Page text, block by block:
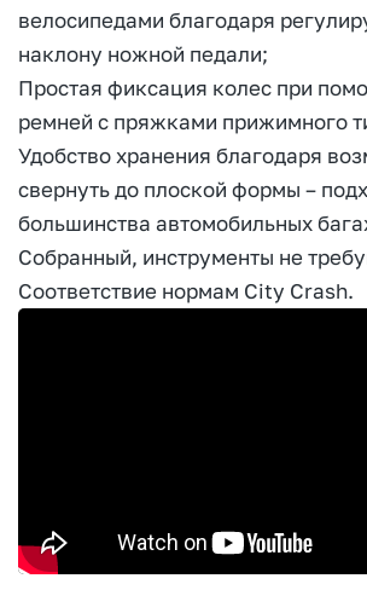
велосипедами благодаря
наклону ножной педали;
Простая фиксация колес при
ремней с пряжками прижимного
Удобство хранения благодаря
свернуть до плоской формы –
большинства автомобильных
Собранный, инструменты не
Соответствие нормам City Crash.